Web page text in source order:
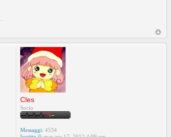
Cles
Socio
Messaggi: 4534